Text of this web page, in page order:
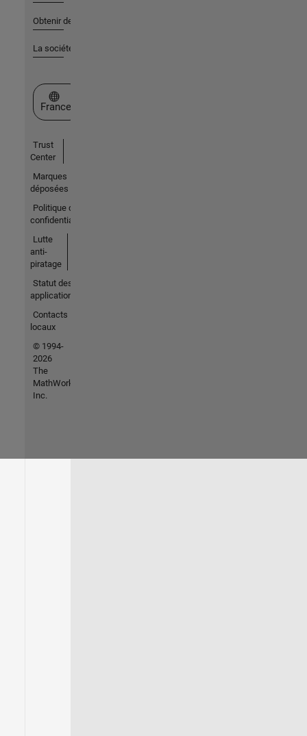
Obtenir de l'aide
La société
Sélectionner un site web
France
Trust
Center
Marques
déposées
Politique de
confidentialité
Lutte
anti-
piratage
Statut des
applications
Contacts
locaux
© 1994-
2026
The
MathWorks,
Inc.